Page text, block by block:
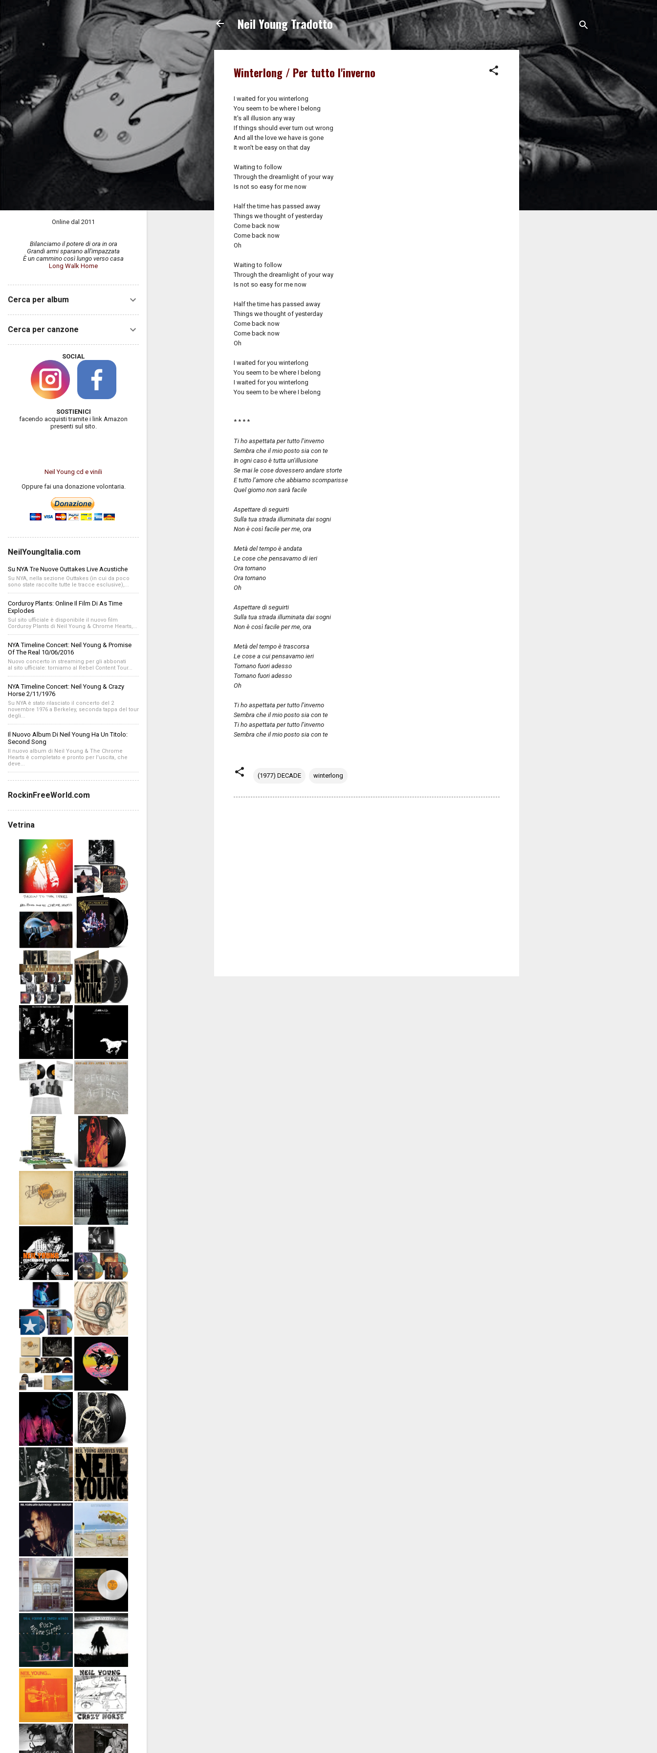
Passa ai contenuti principali
Neil Young Tradotto
Winterlong / Per tutto l'inverno
I waited for you winterlong
You seem to be where I belong
It's all illusion any way
If things should ever turn out wrong
And all the love we have is gone
It won't be easy on that day
Waiting to follow
Through the dreamlight of your way
Is not so easy for me now
Half the time has passed away
Things we thought of yesterday
Come back now
Come back now
Oh
Waiting to follow
Through the dreamlight of your way
Is not so easy for me now
Half the time has passed away
Things we thought of yesterday
Come back now
Come back now
Oh
I waited for you winterlong
You seem to be where I belong
I waited for you winterlong
You seem to be where I belong
* * * *
Ti ho aspettata per tutto l’inverno
Sembra che il mio posto sia con te
In ogni caso è tutta un’illusione
Se mai le cose dovessero andare storte
E tutto l’amore che abbiamo scomparisse
Quel giorno non sarà facile
Aspettare di seguirti
Sulla tua strada illuminata dai sogni
Non è così facile per me, ora
Metà del tempo è andata
Le cose che pensavamo di ieri
Ora tornano
Ora tornano
Oh
Aspettare di seguirti
Sulla tua strada illuminata dai sogni
Non è così facile per me, ora
Metà del tempo è trascorsa
Le cose a cui pensavamo ieri
Tornano fuori adesso
Tornano fuori adesso
Oh
Ti ho aspettata per tutto l’inverno
Sembra che il mio posto sia con te
Ti ho aspettata per tutto l’inverno
Sembra che il mio posto sia con te
(1977) DECADE winterlong
Online dal 2011
Bilanciamo il potere di ora in ora
Grandi armi sparano all'impazzata
È un cammino così lungo verso casa
Long Walk Home
Cerca per album
Cerca per canzone
SOCIAL
SOSTIENICI
facendo acquisti tramite i link Amazon
presenti sul sito.
Neil Young cd e vinili
Oppure fai una donazione volontaria.
NeilYoungItalia.com
Su NYA Tre Nuove Outtakes Live Acustiche
Su NYA, nella sezione Outtakes (in cui da poco
sono state raccolte tutte le tracce esclusive),...
Corduroy Plants: Online Il Film Di As Time
Explodes
Sul sito ufficiale è disponibile il nuovo film
Corduroy Plants di Neil Young & Chrome Hearts,...
NYA Timeline Concert: Neil Young & Promise
Of The Real 10/06/2016
Nuovo concerto in streaming per gli abbonati
al sito ufficiale: torniamo al Rebel Content Tour...
NYA Timeline Concert: Neil Young & Crazy
Horse 2/11/1976
Su NYA è stato rilasciato il concerto del 2
novembre 1976 a Berkeley, seconda tappa del tour
degli...
Il Nuovo Album Di Neil Young Ha Un Titolo:
Second Song
Il nuovo album di Neil Young & The Chrome
Hearts è completato e pronto per l'uscita, che
deve...
RockinFreeWorld.com
Vetrina